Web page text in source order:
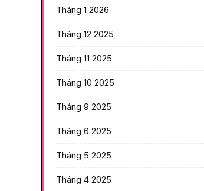
Tháng 1 2026
Tháng 12 2025
Tháng 11 2025
Tháng 10 2025
Tháng 9 2025
Tháng 6 2025
Tháng 5 2025
Tháng 4 2025